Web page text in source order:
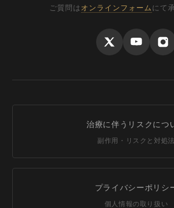
ご質問は オンラインフォーム にて
治療に伴うリスクにつ
副作用・リスクと対処法
プライバシーポリシ
個人情報の取り扱い